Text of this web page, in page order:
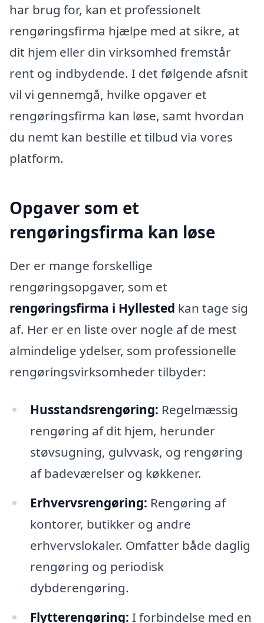
har brug for, kan et professionelt
rengøringsfirma hjælpe med at sikre, at
dit hjem eller din virksomhed fremstår
rent og indbydende. I det følgende afsnit
vil vi gennemgå, hvilke opgaver et
rengøringsfirma kan løse, samt hvordan
du nemt kan bestille et tilbud via vores
platform.
Opgaver som et
rengøringsfirma kan løse
Der er mange forskellige
rengøringsopgaver, som et
rengøringsfirma i Hyllested kan tage sig
af. Her er en liste over nogle af de mest
almindelige ydelser, som professionelle
rengøringsvirksomheder tilbyder:
Husstandsrengøring: Regelmæssig
rengøring af dit hjem, herunder
støvsugning, gulvvask, og rengøring
af badeværelser og køkkener.
Erhvervsrengøring: Rengøring af
kontorer, butikker og andre
erhvervslokaler. Omfatter både daglig
rengøring og periodisk
dybderengøring.
Flytterengøring: I forbindelse med en